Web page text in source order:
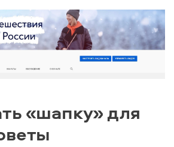
«шапку» для